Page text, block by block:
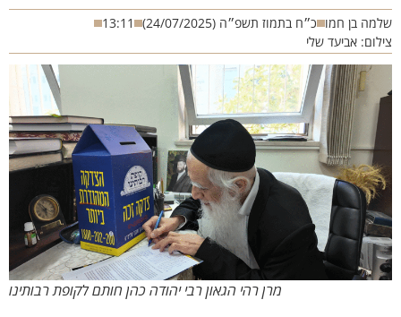
בן חמו כ״ח בתמוז תשפ״ה (24/07/2025)
13:11
אביעד שלי
מרן רהי הגאון רבי יהודה כהן חותם לקופת רבותינו